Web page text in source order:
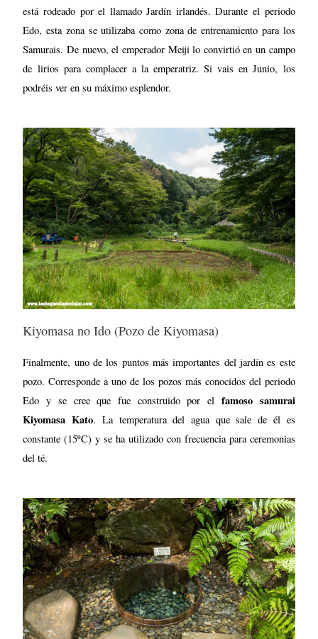
está rodeado por el llamado Jardín irlandés. Durante el periodo
Edo, esta zona se utilizaba como zona de entrenamiento para los
Samurais. De nuevo, el emperador Meiji lo convirtió en un campo
de lirios para complacer a la emperatriz. Si vais en Junio, los
podréis ver en su máximo esplendor.
Kiyomasa no Ido (Pozo de Kiyomasa)
Finalmente, uno de los puntos más importantes del jardín es este
pozo. Corresponde a uno de los pozos más conocidos del periodo
Edo y se cree que fue construido por el famoso samurai
Kiyomasa Kato. La temperatura del agua que sale de él es
constante (15ºC) y se ha utilizado con frecuencia para ceremonias
del té.